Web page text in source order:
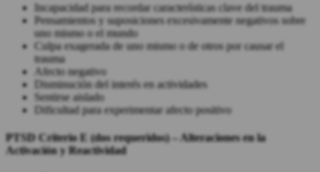
Incapacidad para recordar características clave del trauma
Pensamientos y suposiciones excesivamente negativos sobre
uno mismo o el mundo
Culpa exagerada de uno mismo o de otros por causar el
trauma
Afecto negativo
Disminución del interés en actividades
Sentirse aislado
Dificultad para experimentar afecto positivo
PTSDCriterio E (dos requeridos) – Alteraciones en la
Activación y Reactividad